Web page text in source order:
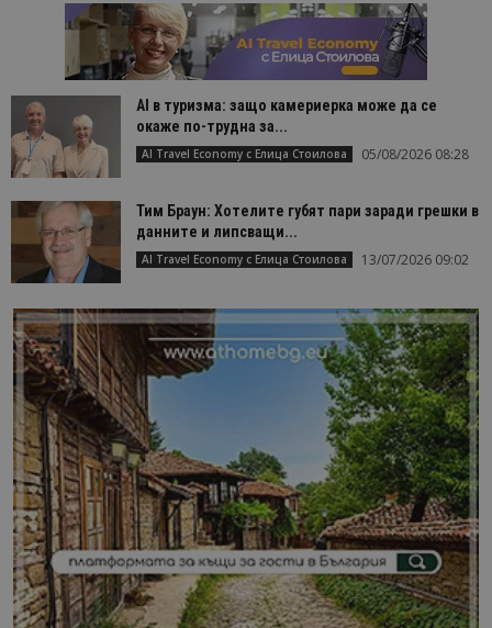
AI в туризма: защо камериерка може да се
окаже по-трудна за...
AI Travel Economy с Елица Стоилова 05/08/2026 08:28
Тим Браун: Хотелите губят пари заради грешки в
данните и липсващи...
AI Travel Economy с Елица Стоилова 13/07/2026 09:02